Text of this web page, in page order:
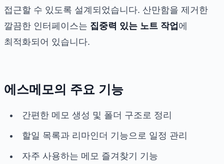
접근할 수 있도록 설계되었습니다. 산만함을 제거한
깔끔한 인터페이스는 집중력 있는 노트 작업 에
최적화되어 있습니다.
에스메모의 주요 기능
간편한 메모 생성 및 폴더 구조로 정리
할일 목록과 리마인더 기능으로 일정 관리
자주 사용하는 메모 즐겨찾기 기능